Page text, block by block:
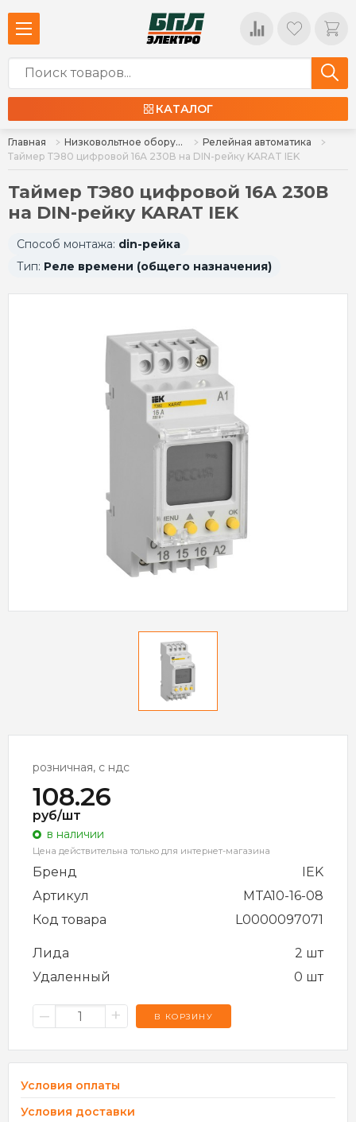
КАТАЛОГ
Главная Низковольтное оборудование
Релейная автоматика
Таймер ТЭ80 цифровой 16А 230В на DIN-рейку KARAT IEK
Таймер ТЭ80 цифровой 16А 230В
на DIN-рейку KARAT IEK
Способ монтажа: din-рейка
Тип: Реле времени (общего назначения)
розничная, с ндс
108.26
руб/шт
в наличии
Цена действительна только для интернет-магазина
Бренд
IEK
Артикул
MTA10-16-08
Код товара
L0000097071
Лида
2 шт
Удаленный
0 шт
– + В КОРЗИНУ
Условия оплаты
Условия доставки